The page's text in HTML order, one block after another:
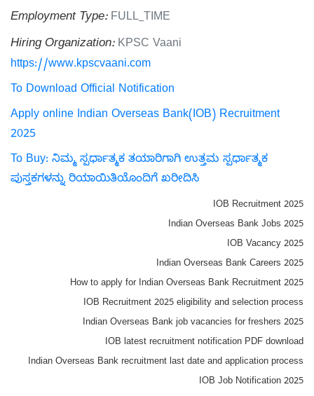
Employment Type: FULL_TIME
Hiring Organization: KPSC Vaani
https://www.kpscvaani.com
To Download Official Notification
Apply online Indian Overseas Bank(IOB) Recruitment
2025
To Buy: ನಿಮ್ಮ ಸ್ಪರ್ಧಾತ್ಮಕ ತಯಾರಿಗಾಗಿ ಉತ್ತಮ ಸ್ಪರ್ಧಾತ್ಮಕ
ಪುಸ್ತಕಗಳನ್ನು ರಿಯಾಯಿತಿಯೊಂದಿಗೆ ಖರೀದಿಸಿ
IOB Recruitment 2025
Indian Overseas Bank Jobs 2025
IOB Vacancy 2025
Indian Overseas Bank Careers 2025
How to apply for Indian Overseas Bank Recruitment 2025
IOB Recruitment 2025 eligibility and selection process
Indian Overseas Bank job vacancies for freshers 2025
IOB latest recruitment notification PDF download
Indian Overseas Bank recruitment last date and application process
IOB Job Notification 2025